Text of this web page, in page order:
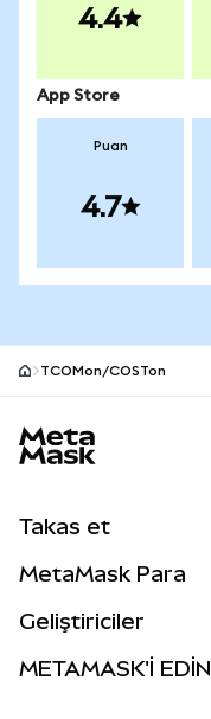
4.4
App Store
Puan
4.7
TCOMon/COSTon
Takas et
Perps
RWA'lar
MetaMask Para
Geliştiriciler
METAMASK'İ EDİN